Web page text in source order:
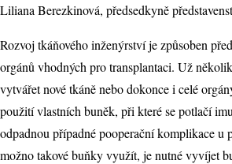
Liliana Berezkinová, předsedkyně
Rozvoj tkáňového inženýrství je způsoben
orgánů vhodných pro transplantaci. Už
vytvářet nové tkáně nebo dokonce i celé
použití vlastních buněk, při které se potlačí
odpadnou případné pooperační komplikace u
možno takové buňky využít, je nutné vyvíjet